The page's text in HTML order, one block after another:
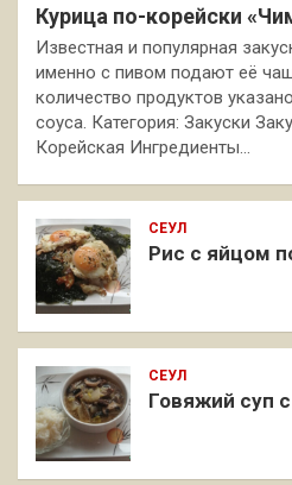
Курица по-корейски
Известная и популярная
именно с пивом подают её
количество продуктов
соуса. Категория: Закуски
Корейская Ингредиенты…
СЕУЛ
Рис с яйцом
СЕУЛ
Говяжий суп